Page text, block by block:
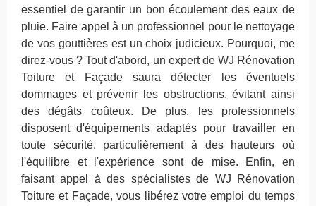
essentiel de garantir un bon écoulement des eaux de
pluie. Faire appel à un professionnel pour le nettoyage
de vos gouttières est un choix judicieux. Pourquoi, me
direz-vous ? Tout d'abord, un expert de WJ Rénovation
Toiture et Façade saura détecter les éventuels
dommages et prévenir les obstructions, évitant ainsi
des dégâts coûteux. De plus, les professionnels
disposent d'équipements adaptés pour travailler en
toute sécurité, particulièrement à des hauteurs où
l'équilibre et l'expérience sont de mise. Enfin, en
faisant appel à des spécialistes de WJ Rénovation
Toiture et Façade, vous libérez votre emploi du temps